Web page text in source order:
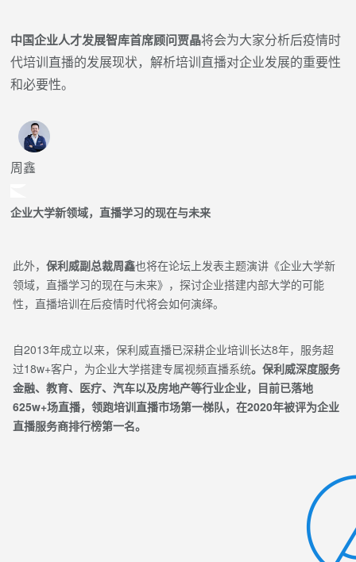
中国企业人才发展智库首席顾问贾晶将会为大家分析后疫情时
代培训直播的发展现状，解析培训直播对企业发展的重要性
和必要性。
周鑫
企业大学新领域，直播学习的现在与未来
此外， 保利威副总裁周鑫也将在论坛上发表主题演讲《企业大学新
领域，直播学习的现在与未来》 ，探讨企业搭建内部大学的可能
性，直播培训在后疫情时代将会如何演绎。
自2013年成立以来，保利威直播已深耕企业培训长达8年，服务超
过18w+客户，为企业大学搭建专属视频直播系统。 保利威深度服务
金融、教育、医疗、汽车以及房地产等行业企业，目前已落地
625w+场直播，领跑培训直播市场第一梯队，在2020年被评为企业
直播服务商排行榜第一名。